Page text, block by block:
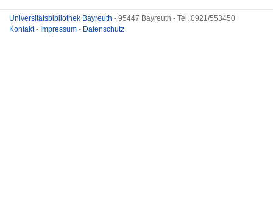
Universitätsbibliothek Bayreuth - 95447 Bayreuth - Tel. 0921/553450
Kontakt- Impressum - Datenschutz